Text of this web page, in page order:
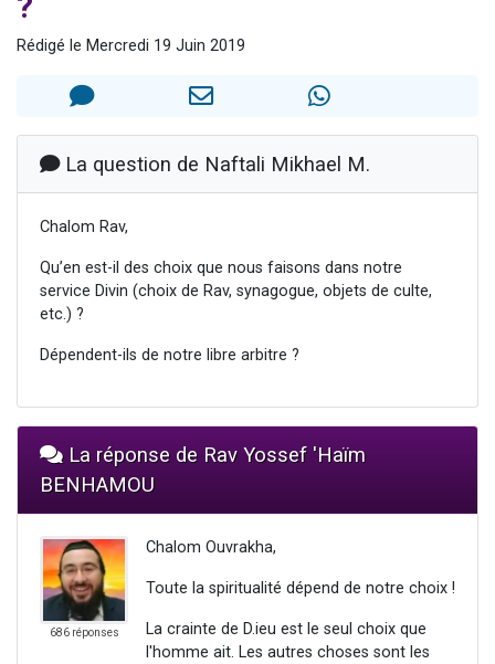
Rédigé le Mercredi 19 Juin 2019
La question de Naftali Mikhael M.
Chalom Rav,
Qu’en est-il des choix que nous faisons dans notre
service Divin (choix de Rav, synagogue, objets de culte,
etc.) ?
Dépendent-ils de notre libre arbitre ?
La réponse de Rav Yossef 'Haïm
BENHAMOU
686 réponses
Chalom Ouvrakha,
Toute la spiritualité dépend de notre choix !
La crainte de D.ieu est le seul choix que
l'homme ait. Les autres choses sont les